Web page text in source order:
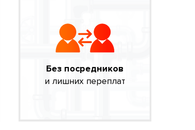
Без посредников
и лишних переплат